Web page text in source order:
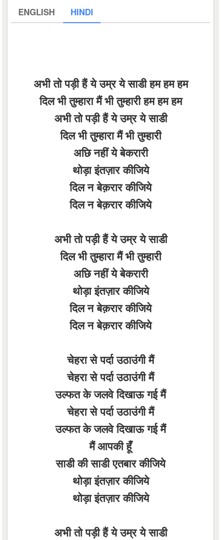
ENGLISH HINDI
अभी तो पड़ी हैं ये उम्र ये साडी हम हम हम
दिल भी तुम्हारा मैं भी तुम्हारी हम हम हम
अभी तो पड़ी हैं ये उम्र ये साडी
दिल भी तुम्हारा मैं भी तुम्हारी
अछि नहीं ये बेकरारी
थोड़ा इंतज़ार कीजिये
दिल न बेक़रार कीजिये
दिल न बेक़रार कीजिये
अभी तो पड़ी हैं ये उम्र ये साडी
दिल भी तुम्हारा मैं भी तुम्हारी
अछि नहीं ये बेकरारी
थोड़ा इंतज़ार कीजिये
दिल न बेक़रार कीजिये
दिल न बेक़रार कीजिये
चेहरा से पर्दा उठाउंगी मैं
चेहरा से पर्दा उठाउंगी मैं
उल्फत के जलवे दिखाऊ गई मैं
चेहरा से पर्दा उठाउंगी मैं
उल्फत के जलवे दिखाऊ गई मैं
मैं आपकी हूँ
साडी की साडी एतबार कीजिये
थोड़ा इंतज़ार कीजिये
थोड़ा इंतज़ार कीजिये
अभी तो पड़ी हैं ये उम्र ये साडी